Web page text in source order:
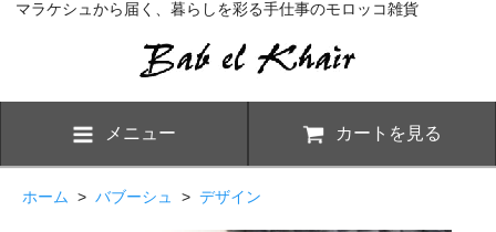
マラケシュから届く、暮らしを彩る手仕事のモロッコ雑貨
メニュー カートを見る
ホーム > バブーシュ > デザイン